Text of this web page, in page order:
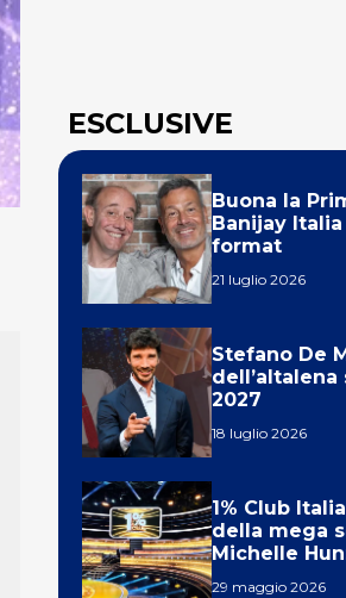
ESCLUSIVE
Buona la
Banijay
format
21 luglio 2026
Stefano De
dell’altalena
2027
18 luglio 2026
1% Club
della mega
Michelle
29 maggio 2026